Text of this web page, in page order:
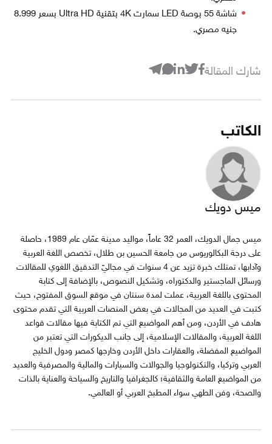
شاشة 55 بوصة LED سمارت 4K بتقنية Ultra HD بسعر 8.999
جنيه مصري.
شارك المقالة
الكاتب
ميس دويك
ميس جمال الدويك، العمر 32 عاماً، مواليد مدينة عمّان عام 1989، حاصلة
على درجة البكالوريوس من جامعة الحسين بن طلال، تخصص اللغة العربية
وآدابها، تمتلك خبرة تزيد عن 4 سنوات في مجاليّ التدقيق اللغوي للمقالات
ورسائل الماجستير والدكتوراه، وتشكيل النصوص، بالإضافة إلى كتابة
المحتوى باللغة العربية، عملت لمدة سنتان في موقع السوق المفتوح، حيث
كتبت في العديد من المجالات في بعض المنصات العربية التي تقدم محتوى
هادف في الأردن، ومن أهم المواضيع التي تم الكتابة فيها مقالات قواعد
اللغة العربية، والمقالات الإسلامية، إلى جانب الديكورات التي تعتبر من
المواضيع المفضلة، والعقارات داخل الأردن وخارجها كمصر ودول الخليج
العربي وتركيا، والتكنولوجيا والجوالات والسيارات والمالية والمصرفية والعديد
من المواضيع العامة والثقافية؛ كالجغرافيا والتاريخ والسياحة والعناية بالذات
والصحة، وفن الطهي سواء المطبخ العربي أو العالمي.